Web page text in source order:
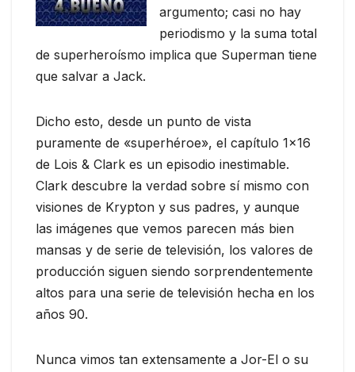
argumento; casi no hay
periodismo y la suma total
de superheroísmo implica que Superman tiene
que salvar a Jack.
Dicho esto, desde un punto de vista
puramente de «superhéroe», el capítulo 1×16
de Lois & Clark es un episodio inestimable.
Clark descubre la verdad sobre sí mismo con
visiones de Krypton y sus padres, y aunque
las imágenes que vemos parecen más bien
mansas y de serie de televisión, los valores de
producción siguen siendo sorprendentemente
altos para una serie de televisión hecha en los
años 90.
Nunca vimos tan extensamente a Jor-El o su